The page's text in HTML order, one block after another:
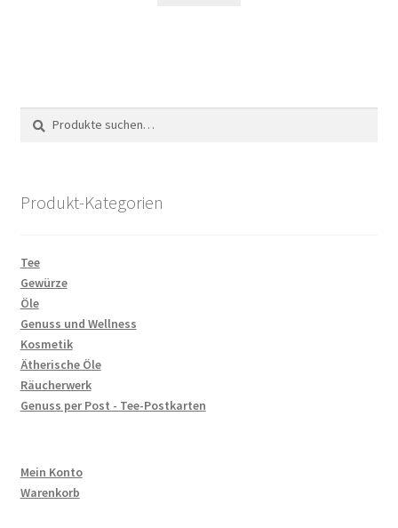
Suche
nach:
Suchen
Produkt-Kategorien
Tee
Gewürze
Öle
Genuss und Wellness
Kosmetik
Ätherische Öle
Räucherwerk
Genuss per Post - Tee-Postkarten
Mein Konto
Warenkorb